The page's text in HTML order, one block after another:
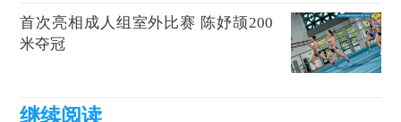
首次亮相成人组室外比赛 陈妤颉200
米夺冠